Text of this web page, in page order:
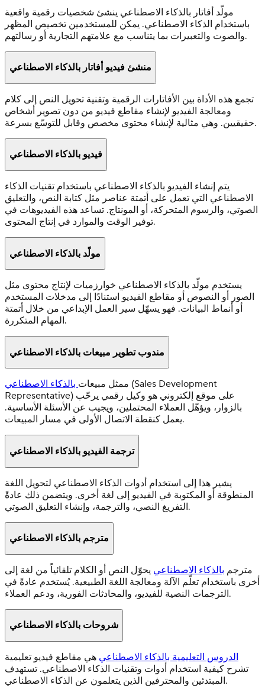
مولّد أفاتار بالذكاء الاصطناعي ينشئ شخصيات رقمية واقعية
باستخدام الذكاء الاصطناعي. يمكن للمستخدمين تخصيص المظهر
والصوت والتعبيرات بما يتناسب مع علامتهم التجارية أو رسالتهم.
منشئ فيديو أفاتار بالذكاء الاصطناعي
تجمع هذه الأداة بين الأفاتارات الرقمية وتقنية تحويل النص إلى كلام
ومعالجة الفيديو لإنشاء مقاطع فيديو من دون تصوير أشخاص
حقيقيين. وهي مثالية لإنشاء محتوى مخصص وقابل للتوسّع بسرعة.
فيديو بالذكاء الاصطناعي
يتم إنشاء الفيديو بالذكاء الاصطناعي باستخدام تقنيات الذكاء
الاصطناعي التي تعمل على أتمتة عناصر مثل كتابة النص، والتعليق
الصوتي، والرسوم المتحركة، أو المونتاج. تساعد هذه الفيديوهات في
توفير الوقت والموارد في إنتاج المحتوى.
مولّد بالذكاء الاصطناعي
يستخدم مولّد بالذكاء الاصطناعي خوارزميات لإنتاج محتوى مثل
الصور أو النصوص أو مقاطع الفيديو استنادًا إلى مدخلات المستخدم
أو أنماط البيانات. فهو يسهّل سير العمل الإبداعي من خلال أتمتة
المهام المتكررة.
مندوب تطوير مبيعات بالذكاء الاصطناعي
ممثل مبيعات بالذكاء الاصطناعي
(Sales Development
Representative) على موقع إلكتروني هو وكيل رقمي يرحّب
بالزوار، ويؤهّل العملاء المحتملين، ويجيب عن الأسئلة الأساسية.
يعمل كنقطة الاتصال الأولى في مسار المبيعات.
ترجمة الفيديو بالذكاء الاصطناعي
يشير هذا إلى استخدام أدوات الذكاء الاصطناعي لتحويل اللغة
المنطوقة أو المكتوبة في الفيديو إلى لغة أخرى. ويتضمن ذلك عادةً
التفريغ النصي، والترجمة، وإنشاء التعليق الصوتي.
مترجم بالذكاء الاصطناعي
مترجم بالذكاء الاصطناعي يحوّل النص أو الكلام تلقائياً من لغة إلى
أخرى باستخدام تعلّم الآلة ومعالجة اللغة الطبيعية. يُستخدم عادةً في
الترجمات النصية للفيديو، والمحادثات الفورية، ودعم العملاء.
شروحات بالذكاء الاصطناعي
الدروس التعليمية بالذكاء الاصطناعي هي مقاطع فيديو تعليمية
تشرح كيفية استخدام أدوات وتقنيات الذكاء الاصطناعي. تستهدف
المبتدئين والمحترفين الذين يتعلمون عن الذكاء الاصطناعي.